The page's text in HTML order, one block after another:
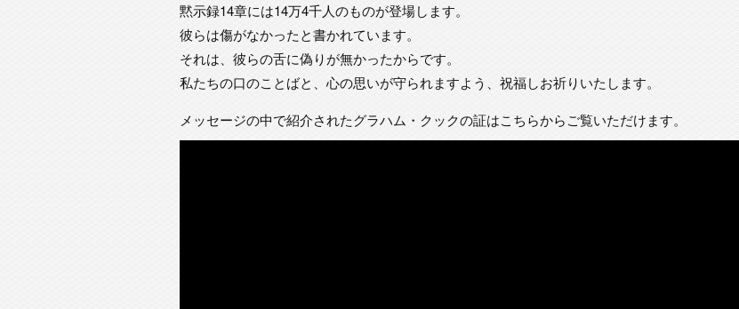
黙示録14章には14万4千人のものが登場します。
彼らは傷がなかったと書かれています。
それは、彼らの舌に偽りが無かったからです。
私たちの口のことばと、心の思いが守られますよう、祝福しお祈りいたします。
メッセージの中で紹介されたグラハム・クックの証はこちらからご覧いただけます。